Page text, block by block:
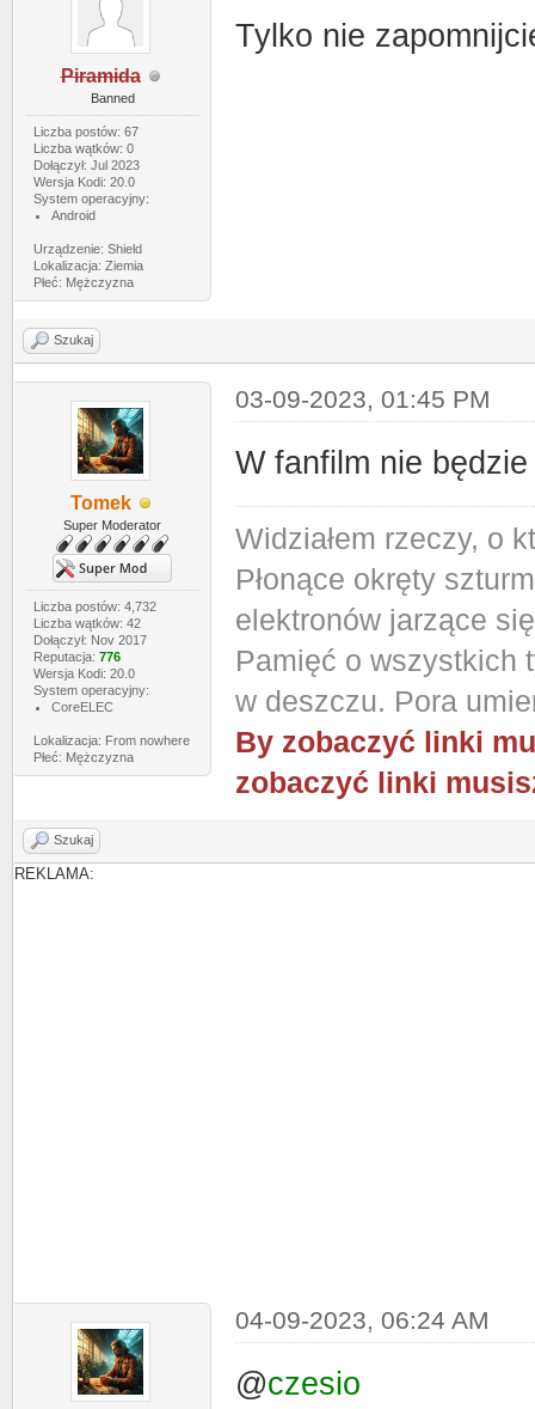
Piramida
Banned
Liczba postów: 67
Liczba wątków: 0
Dołączył: Jul 2023
Wersja Kodi: 20.0
System operacyjny:
Android
Urządzenie: Shield
Lokalizacja: Ziemia
Płeć: Mężczyzna
Tylko nie
Szukaj
Tomek
Super Moderator
Liczba postów: 4,732
Liczba wątków: 42
Dołączył: Nov 2017
Reputacja: 776
Wersja Kodi: 20.0
System operacyjny:
CoreELEC
Lokalizacja: From nowhere
Płeć: Mężczyzna
03-09-2023, 01:45 PM
W fanfilm nie
Widziałem rzeczy, o
Płonące okręty
elektronów jarzące
Pamięć o wszystkich
w deszczu. Pora
By zobaczyć linki
zobaczyć linki
Szukaj
REKLAMA:
04-09-2023, 06:24 AM
@czesio